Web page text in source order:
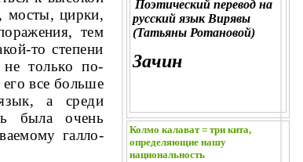
мосты, цирки,
ражения, тем
то степени
не только по-
все больше
а среди
была очень
галло-
Поэтический перевод на
русский язык Вирявы
(Татьяны Ротановой)
Зачин
Колмо калават = три кита,
определяющие нашу
национальность